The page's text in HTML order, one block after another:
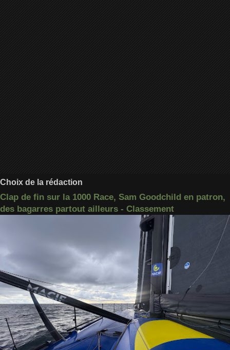
Choix de la rédaction
Clap de fin sur la 1000 Race, Sam Goodchild en patron,
des bagarres partout ailleurs - Classement